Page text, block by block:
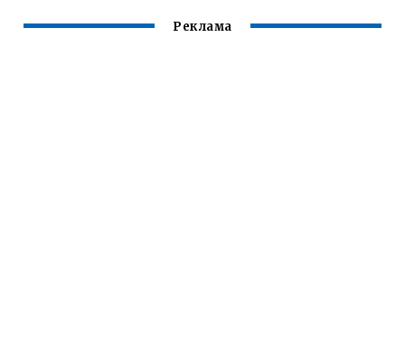
Реклама